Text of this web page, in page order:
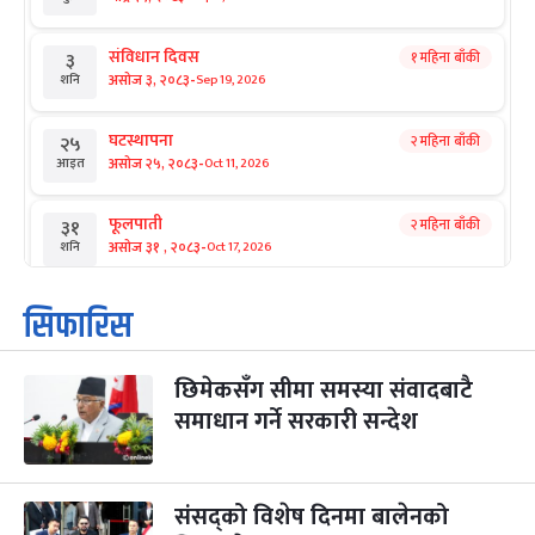
३
शनि
संविधान दिवस
असोज ३, २०८३-Sep 19, 2026
१ महिना बाँकी
२५
आइत
घटस्थापना
असोज २५, २०८३-Oct 11, 2026
२ महिना बाँकी
३१
शनि
फूलपाती
असोज ३१ , २०८३-Oct 17, 2026
२ महिना बाँकी
१
आइत
कार्तिक सङ्क्रान्ति
कार्तिक १, २०८३
३
मंगल
महानवमी
कार्तिक ३, २०८३-Oct 20, 2026
२ महिना बाँकी
४
बुध कार्तिक ४, २०८३ Oct 21, 2026
सिफारिस
छिमेकसँग सीमा समस्या संवादबाटै
समाधान गर्ने सरकारी सन्देश
संसद्को विशेष दिनमा बालेनको